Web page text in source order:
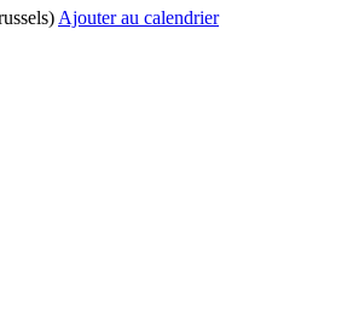
) Ajouter au calendrier